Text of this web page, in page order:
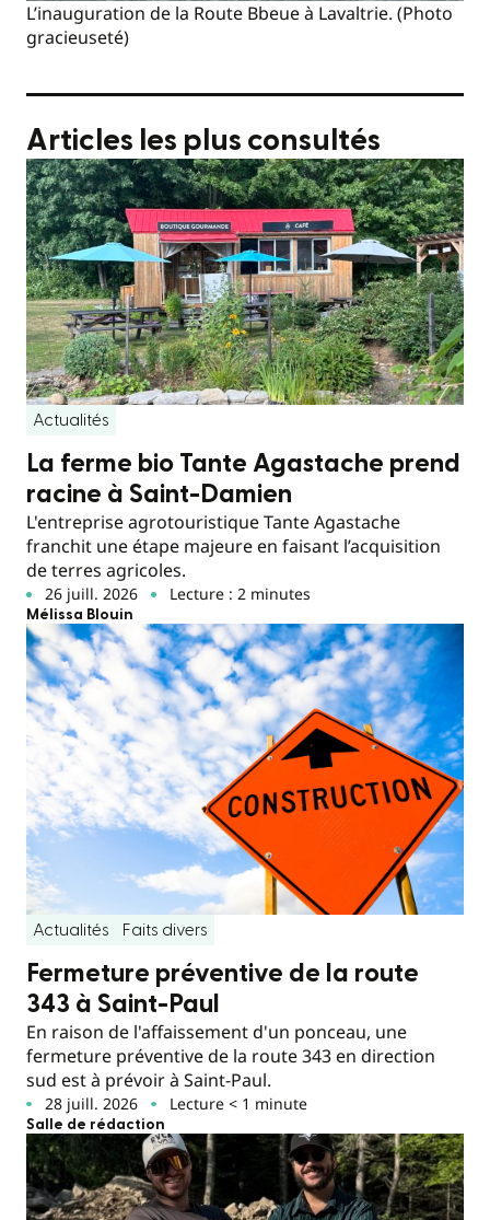
L’inauguration de la Route Bbeue à Lavaltrie. (Photo
gracieuseté)
Articles les plus consultés
Actualités
La ferme bio Tante Agastache prend
racine à Saint-Damien
L'entreprise agrotouristique Tante Agastache
franchit une étape majeure en faisant l’acquisition
de terres agricoles.
26 juill. 2026 Lecture : 2 minutes
Mélissa Blouin
Actualités Faits divers
Fermeture préventive de la route
343 à Saint-Paul
En raison de l'affaissement d'un ponceau, une
fermeture préventive de la route 343 en direction
sud est à prévoir à Saint-Paul.
28 juill. 2026 Lecture < 1 minute
Salle de rédaction